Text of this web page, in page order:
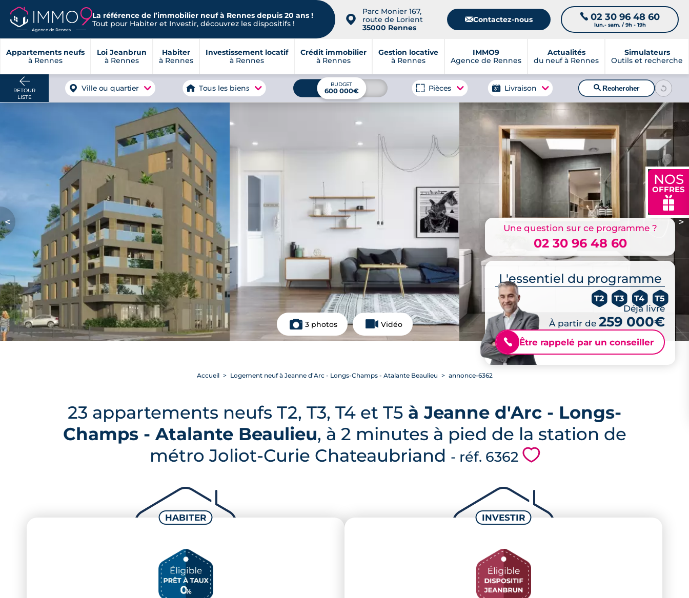
Agence de Rennes
La référence de l’immobilier neuf à Rennes depuis 20 ans !
Tout pour Habiter et Investir, découvrez les dispositifs !
📍
Parc Monier 167,
route de Lorient
35000 Rennes
📧Contactez-nous 📞 02 30 96 48 60
lun.- sam. / 9h - 19h
Appartements neufs
à Rennes
Loi Jeanbrun
à Rennes
Habiter
à Rennes
Investissement locatif
à Rennes
Crédit immobilier
à Rennes
Gestion locative
à Rennes
IMMO9
Agence de Rennes
Actualités
du neuf à Rennes
Simulateurs
Outils et recherche
NOS
OFFRES
🎁
RETOUR
LISTE
Ville ou quartier Tous les biens BUDGET
600 000€ Pièces Livraison 🔍Rechercher
< >
3 photos Vidéo
Une question sur ce programme ?
02 30 96 48 60
L'essentiel du programme
T2 T3 T4 T5
Déjà livré
À partir de 259 000€
📞 Être rappelé par un conseiller
Accueil Logement neuf à Jeanne d’Arc - Longs-Champs - Atalante Beaulieu annonce-6362
23 appartements neufs T2, T3, T4 et T5 à Jeanne d'Arc - Longs-
Champs - Atalante Beaulieu, à 2 minutes à pied de la station de
métro Joliot-Curie Chateaubriand - réf. 6362 💗